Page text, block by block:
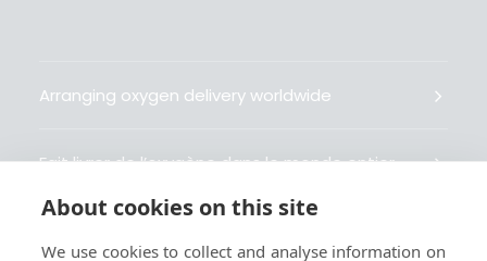
Arranging oxygen delivery worldwide
Fait livrer de l’oxygène dans le monde entier
About cookies on this site
We use cookies to collect and analyse information on